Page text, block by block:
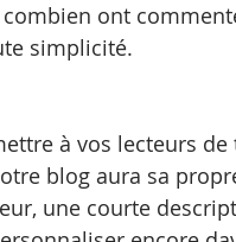
ont
simplicité.
à vos lecteurs de
blog aura sa
une courte